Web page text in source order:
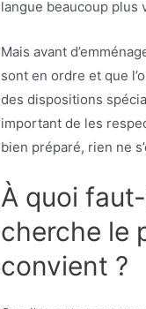
langue beaucoup plus
Mais avant
sont en ordre et que
des dispositions
important de les
bien préparé, rien ne
À quoi
cherche le
convient ?